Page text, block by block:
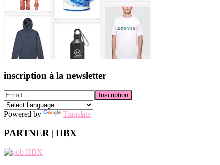
inscription à la newsletter
Powered by Translate
PARTNER | HBX